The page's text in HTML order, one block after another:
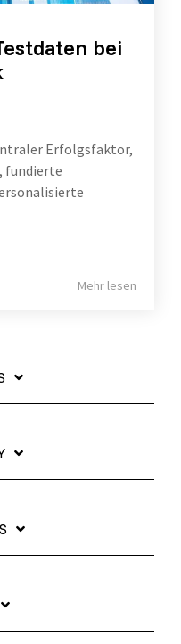
bei
Erfolgsfaktor,
fundierte
Mehr lesen